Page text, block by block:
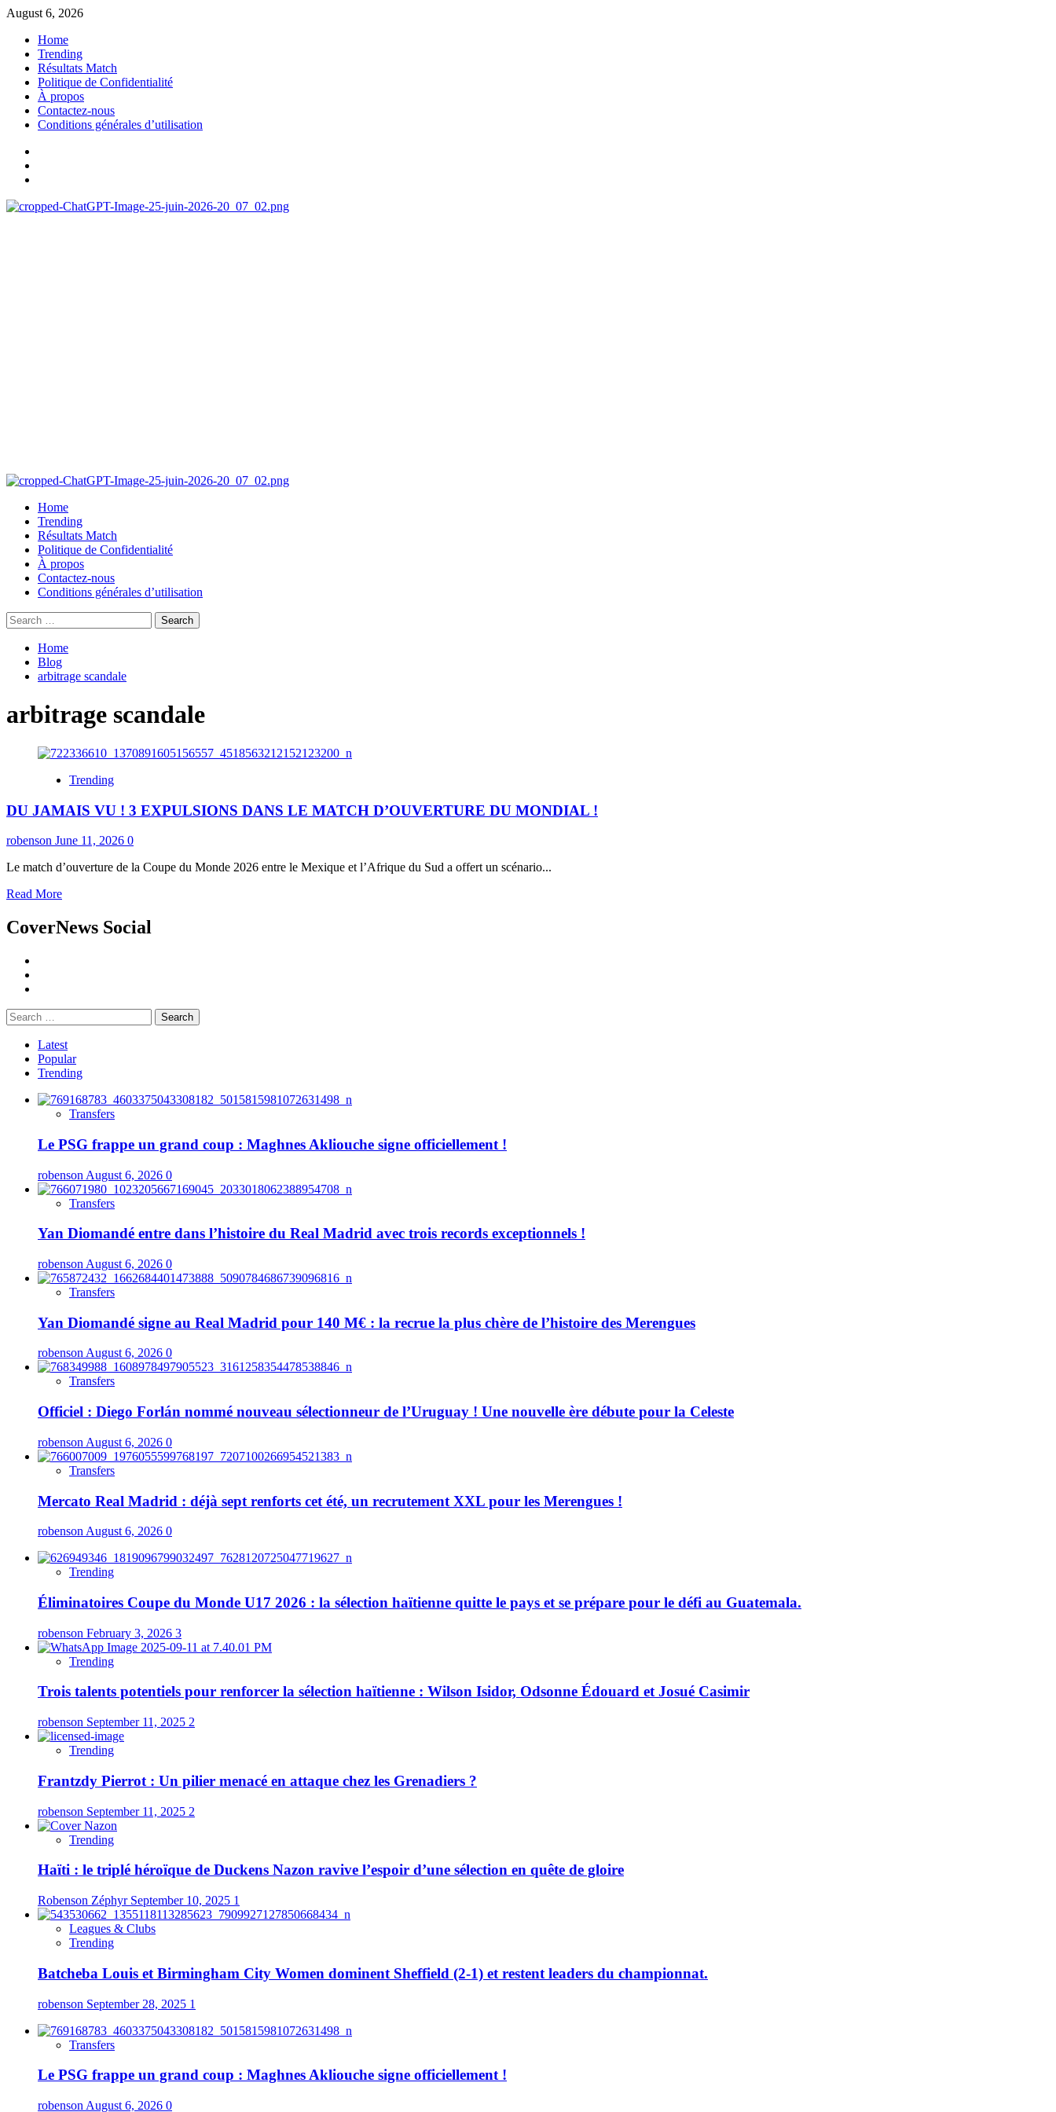
August 6, 2026
Home
Trending
Résultats Match
Politique de Confidentialité
À propos
Contactez-nous
Conditions générales d’utilisation
Home
Trending
Résultats Match
Politique de Confidentialité
À propos
Contactez-nous
Conditions générales d’utilisation
Home
Blog
arbitrage scandale
arbitrage scandale
Trending
DU JAMAIS VU ! 3 EXPULSIONS DANS LE MATCH D’OUVERTURE DU MONDIAL !
robenson June 11, 2026 0
Le match d’ouverture de la Coupe du Monde 2026 entre le Mexique et l’Afrique du Sud a offert un scénario...
Read More
CoverNews Social
Latest
Popular
Trending
Transfers
Le PSG frappe un grand coup : Maghnes Akliouche signe officiellement !
robenson August 6, 2026 0
Transfers
Yan Diomandé entre dans l’histoire du Real Madrid avec trois records exceptionnels !
robenson August 6, 2026 0
Transfers
Yan Diomandé signe au Real Madrid pour 140 M€ : la recrue la plus chère de l’histoire des Merengues
robensonAugust 6, 2026 0
Transfers
Officiel : Diego Forlán nommé nouveau sélectionneur de l’Uruguay ! Une nouvelle ère débute pour la Celeste
robenson August 6, 2026 0
Transfers
Mercato Real Madrid : déjà sept renforts cet été, un recrutement XXL pour les Merengues !
robenson August 6, 2026 0
Trending
Éliminatoires Coupe du Monde U17 2026 : la sélection haïtienne quitte le pays et se prépare pour le défi au Guatemala.
robenson February 3, 2026 3
Trending
Trois talents potentiels pour renforcer la sélection haïtienne : Wilson Isidor, Odsonne Édouard et Josué Casimir
robenson September 11, 2025 2
Trending
Frantzdy Pierrot : Un pilier menacé en attaque chez les Grenadiers ?
robenson September 11, 2025 2
Trending
Haïti : le triplé héroïque de Duckens Nazon ravive l’espoir d’une sélection en quête de gloire
Robenson Zéphyr September 10, 2025 1
Leagues & Clubs
Trending
Batcheba Louis et Birmingham City Women dominent Sheffield (2-1) et restent leaders du championnat.
robenson September 28, 2025 1
Transfers
Le PSG frappe un grand coup : Maghnes Akliouche signe officiellement !
robenson August 6, 2026 0